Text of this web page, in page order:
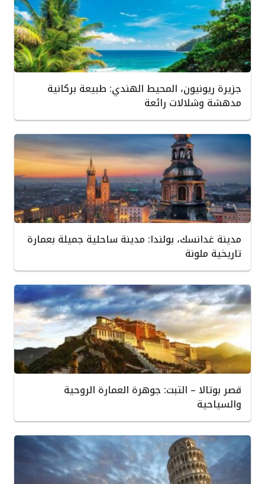
جزيرة ريونيون، المحيط الهندي: طبيعة بركانية
مدهشة وشلالات رائعة
مدينة غدانسك، بولندا: مدينة ساحلية جميلة بعمارة
تاريخية ملونة
قصر بوتالا – التبت: جوهرة العمارة الروحية
والسياحية